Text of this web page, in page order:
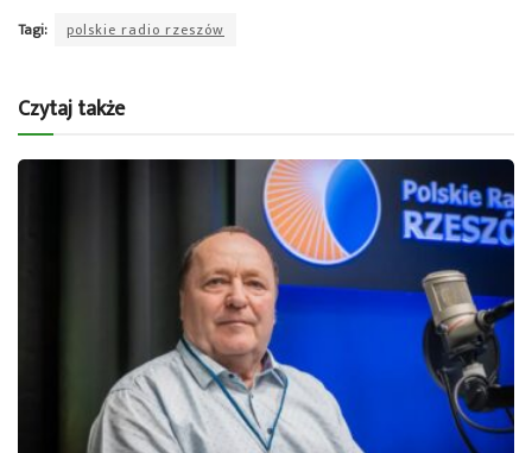
Tagi: polskie radio rzeszów
Czytaj także